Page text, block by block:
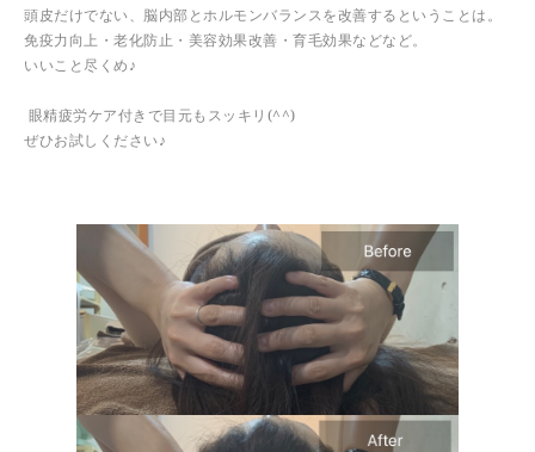
頭皮だけでない、脳内部とホルモンバランスを改善するということは。
免疫力向上・老化防止・美容効果改善・育毛効果などなど。
いいこと尽くめ♪
眼精疲労ケア付きで目元もスッキリ(^^)
ぜひお試しください♪